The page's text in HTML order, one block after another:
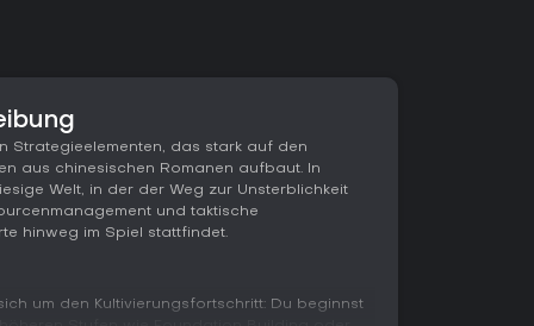
Strategieelementen, das stark auf den
aus chinesischen Romanen aufbaut. In
Welt, in der der Weg zur Unsterblichkeit
und taktische
hinweg im Spiel stattfindet.
um den Kultivierungsfortschritt: Du beginnst